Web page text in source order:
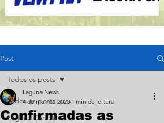
Post
Todos os posts
Laguna Carapã
Todos os posts
Confirmadas as
Laguna News
4 de mar. de 2020 1 min de leitura